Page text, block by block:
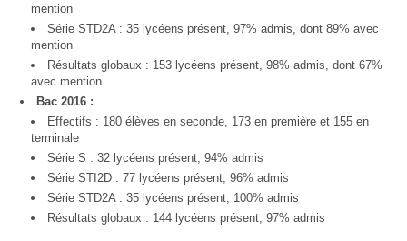
mention
Série STD2A : 35 lycéens présent, 97% admis, dont 89% avec
mention
Résultats globaux : 153 lycéens présent, 98% admis, dont 67%
avec mention
Bac 2016 :
Effectifs : 180 élèves en seconde, 173 en première et 155 en
terminale
Série S : 32 lycéens présent, 94% admis
Série STI2D : 77 lycéens présent, 96% admis
Série STD2A : 35 lycéens présent, 100% admis
Résultats globaux : 144 lycéens présent, 97% admis